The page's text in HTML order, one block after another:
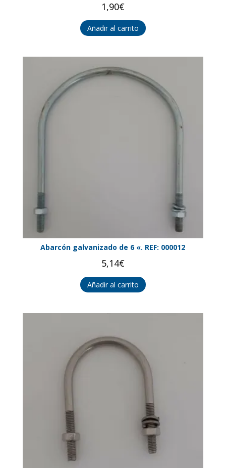
1,90€
Añadir al carrito
Abarcón galvanizado de 6 «. REF: 000012
5,14€
Añadir al carrito